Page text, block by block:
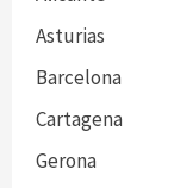
Asturias
Barcelona
Cartagena
Gerona